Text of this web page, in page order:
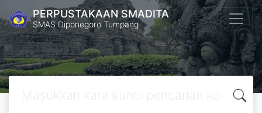
PERPUSTAKAAN SMADITA
SMAS Diponegoro Tumpang